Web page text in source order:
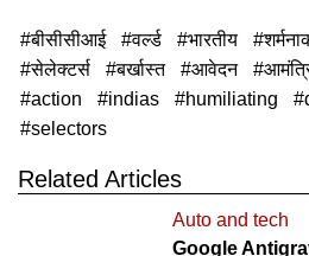
बीसीसीआई वर्ल्ड भारतीय
सेलेक्टर्स
बर्खास्त आवेदन
action
indias humiliating
selectors
Related Articles
Auto and tech
Google